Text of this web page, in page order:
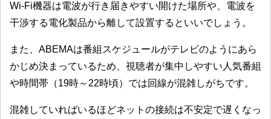
Wi-Fi機器は電波が行き届きやすい開けた場所や、電波を
干渉する電化製品から離して設置するといいでしょう。
また、ABEMAは番組スケジュールがテレビのようにあら
かじめ決まっているため、視聴者が集中しやすい人気番組
や時間帯（19時～22時頃）では回線が混雑しがちです。
混雑していればいるほどネットの接続は不安定で遅くなっ